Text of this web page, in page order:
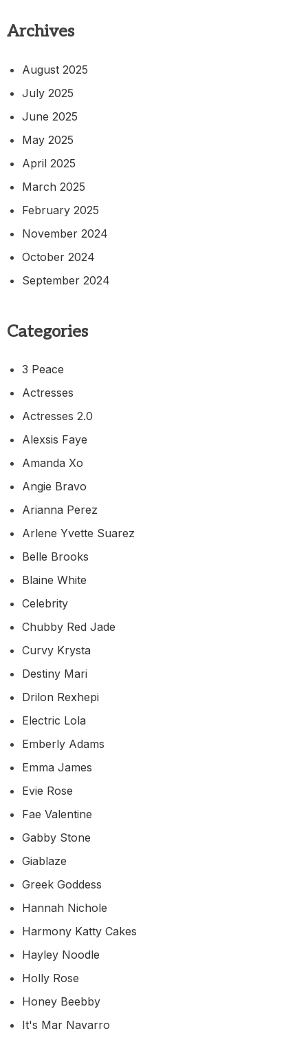
Archives
August 2025
July 2025
June 2025
May 2025
April 2025
March 2025
February 2025
November 2024
October 2024
September 2024
Categories
3 Peace
Actresses
Actresses 2.0
Alexsis Faye
Amanda Xo
Angie Bravo
Arianna Perez
Arlene Yvette Suarez
Belle Brooks
Blaine White
Celebrity
Chubby Red Jade
Curvy Krysta
Destiny Mari
Drilon Rexhepi
Electric Lola
Emberly Adams
Emma James
Evie Rose
Fae Valentine
Gabby Stone
Giablaze
Greek Goddess
Hannah Nichole
Harmony Katty Cakes
Hayley Noodle
Holly Rose
Honey Beebby
It's Mar Navarro